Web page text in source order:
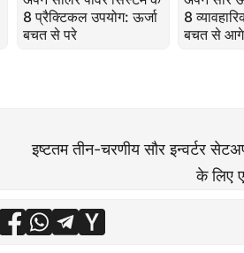
8 प्रैक्टिकल उपयोग: ऊर्जा
बचत से परे
8
बचत से आगे
इष्टतम तीन-चरणीय सौर इन्वर्टर
के लिए